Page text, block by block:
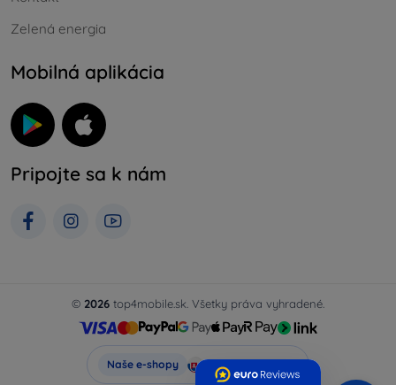
Zelená energia
Mobilná aplikácia
Pripojte sa k nám
© 2026 top4mobile.sk. Všetky práva vyhradené.
Naše e-shopy Top4Mobile.sk